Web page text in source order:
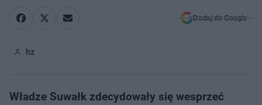
Dodaj do Google
hz
Władze Suwałk zdecydowały się wesprzeć